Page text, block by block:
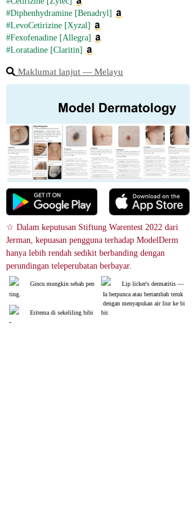
#Diphenhydramine [Benadryl]
#LevoCetirizine [Xyzal]
#Fexofenadine [Allegra]
#Loratadine [Claritin]
Maklumat lanjut ― Melayu
☆ Dalam keputusan Stiftung Warentest 2022 dari
Jerman, kepuasan pengguna terhadap ModelDerm
hanya lebih rendah sedikit berbanding dengan
perundingan teleperubatan berbayar.
Gincu mungkin sebab pen
ting.
Eritema di sekeliling bibi
r.
Lip licker's dermatitis ―
Ia berpunca atau bertambah teruk
dengan menyapukan air liur ke bi
bir.